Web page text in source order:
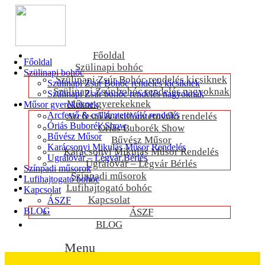
Főoldal
Szülinapi bohóc
Szülinapi Zsúr Bohóc rendelés kicsiknek
Szülinapi Zsúr bohóc rendelés nagyoknak
Műsor gyerekeknek
Arcfestő & csillámtetováló rendelés
Óriás Buborék Show
Bűvész Műsor
Karácsonyi Mikulás Műsor Rendelés
Ugrálóvár – Légvár Bérlés
Színpadi műsorok
Lufihajtogató bohóc
Kapcsolat
ÁSZF
BLOG
Főoldal
Szülinapi bohóc
Szülinapi Zsúr Bohóc rendelés kicsiknek
Szülinapi Zsúr bohóc rendelés nagyoknak
Műsor gyerekeknek
Arcfestő & csillámtetováló rendelés
Óriás Buborék Show
Bűvész Műsor
Karácsonyi Mikulás Műsor Rendelés
Ugrálóvár – Légvár Bérlés
Színpadi műsorok
Lufihajtogató bohóc
Kapcsolat
ÁSZF
BLOG